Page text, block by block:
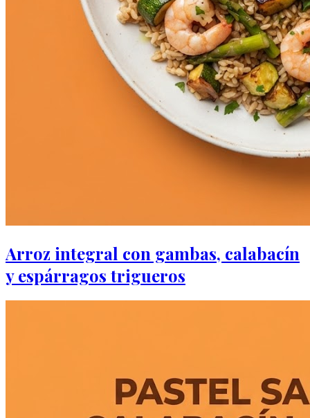
Arroz integral con gambas, calabacín
y espárragos trigueros